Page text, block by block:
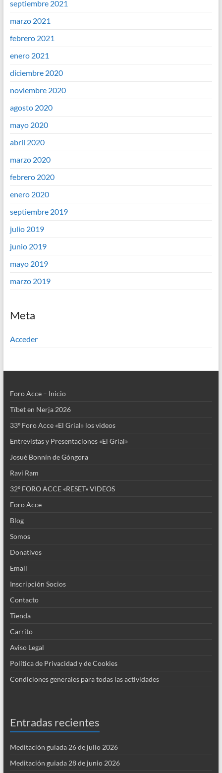
septiembre 2021
marzo 2021
febrero 2021
enero 2021
diciembre 2020
noviembre 2020
agosto 2020
mayo 2020
abril 2020
marzo 2020
febrero 2020
enero 2020
septiembre 2019
julio 2019
junio 2019
mayo 2019
marzo 2019
Meta
Acceder
Foro Acce – Inicio
Tíbet en Nerja 2026
33º Foro Acce «El Grial» los videos
Entrevistas y Presentaciones «El Grial»
Josué Bonnín de Góngora
Ravi Ram
32º FORO ACCE «RESET» VIDEOS
Foro Acce
Blog
Somos
Donativos
Email
Inscripción Socios
Contacto
Tienda
Carrito
Aviso Legal
Política de Privacidad y de Cookies
Condiciones generales para todas las actividades
Entradas recientes
Meditación guiada 26 de julio 2026
Meditación guiada 28 de junio 2026